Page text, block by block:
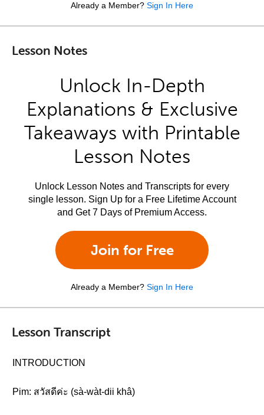
Already a Member? Sign In Here
Lesson Notes
Unlock In-Depth
Explanations & Exclusive
Takeaways with Printable
Lesson Notes
Unlock Lesson Notes and Transcripts for every
single lesson. Sign Up for a Free Lifetime Account
and Get 7 Days of Premium Access.
Join for Free
Already a Member? Sign In Here
Lesson Transcript
INTRODUCTION
Pim: สวัสดีค่ะ (sà-wàt-dii khâ)